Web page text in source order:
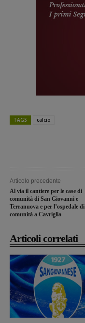
TAGS calcio
Articolo precedente
Al via il cantiere per le case di
comunità di San Giovanni e
Terranuova e per l’ospedale di
comunità a Cavriglia
Articoli correlati